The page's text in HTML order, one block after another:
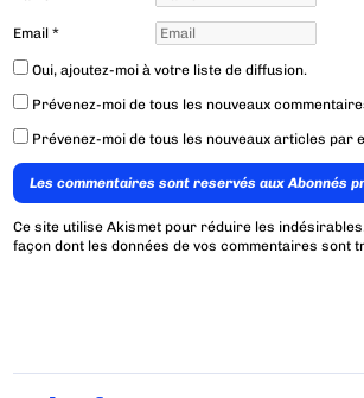
Email*
Oui, ajoutez-moi à votre liste de diffusion.
Prévenez-moi de tous les nouveaux
Prévenez-moi de tous les nouveaux articles par
Les commentaires sont reservés aux Abonnés
Ce site utilise Akismet pour réduire les
façon dont les données de vos commentaires sont